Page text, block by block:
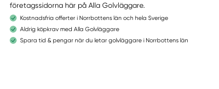
företagssidorna här på Alla Golvläggare.
Kostnadsfria offerter i Norrbottens län och hela Sverige
Aldrig köpkrav med Alla Golvläggare
Spara tid & pengar när du letar golvläggare i Norrbottens län